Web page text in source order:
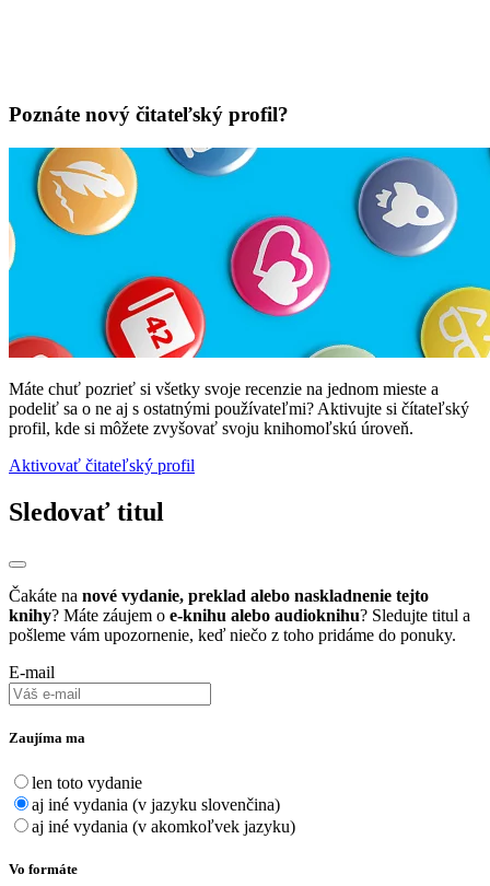
Poznáte nový čitateľský profil?
Máte chuť pozrieť si všetky svoje recenzie na jednom mieste a
podeliť sa o ne aj s ostatnými používateľmi? Aktivujte si čítateľský
profil, kde si môžete zvyšovať svoju knihomoľskú úroveň.
Aktivovať čitateľský profil
Sledovať titul
Čakáte na nové vydanie, preklad alebo naskladnenie tejto
knihy? Máte záujem o e-knihu alebo audioknihu? Sledujte titul a
pošleme vám upozornenie, keď niečo z toho pridáme do ponuky.
E-mail
Zaujíma ma
len toto vydanie
aj iné vydania (v jazyku slovenčina)
aj iné vydania (v akomkoľvek jazyku)
Vo formáte